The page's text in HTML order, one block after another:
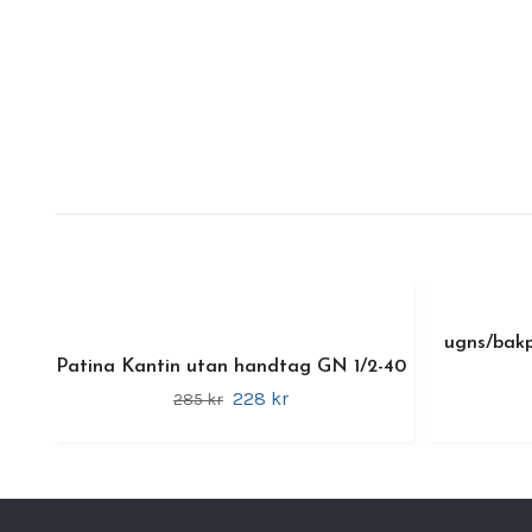
Patina Kantin utan handtag GN 1/2-40
285 kr 228 kr
ugns/